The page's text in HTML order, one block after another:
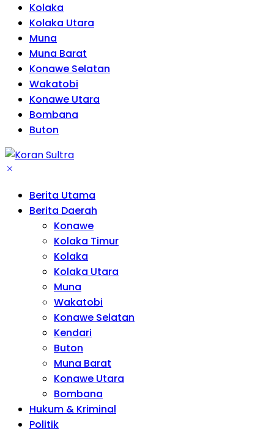
Kolaka
Kolaka Utara
Muna
Muna Barat
Konawe Selatan
Wakatobi
Konawe Utara
Bombana
Buton
Berita Utama
Berita Daerah
Konawe
Kolaka Timur
Kolaka
Kolaka Utara
Muna
Wakatobi
Konawe Selatan
Kendari
Buton
Muna Barat
Konawe Utara
Bombana
Hukum & Kriminal
Politik